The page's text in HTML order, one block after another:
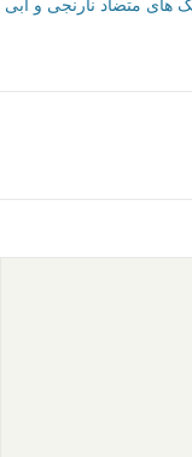
و شاد در عکاسی
ترکیب بندی های جذاب